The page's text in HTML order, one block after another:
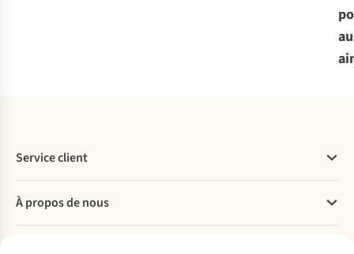
Service client
Commander
Payer
À propos de nous